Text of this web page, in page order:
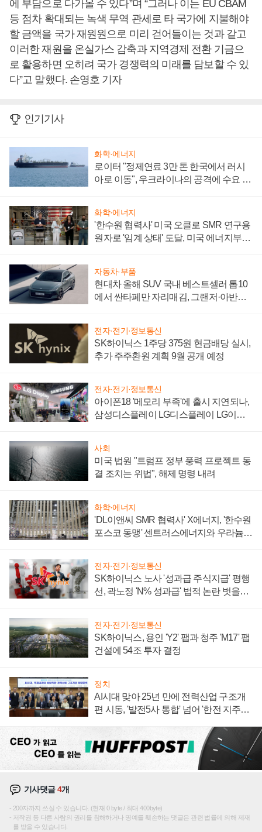
에 부담으로 다가올 수 있다”며 “그러나 이는 EU CBAM
등 점차 확대되는 녹색 무역 관세로 타 국가에 지불해야
할 금액을 국가 재원원으로 미리 걷어들이는 것과 같고
이러한 재원을 온실가스 감축과 지역경제 전환 기금으
로 활용하면 오히려 국가 경쟁력의 미래를 담보할 수 있
다”고 말했다. 손영호 기자
인기기사
화학·에너지
로이터 "정제연료 3만 톤 한국에서 러시
아로 이동", 우크라이나의 공격에 수요 늘
화학·에너지
'한수원 협력사' 미국 오클로 SMR 연구용
원자로 '임계 상태' 도달, 미국 에너지부
자동차·부품
현대차 올해 SUV 국내 베스트셀러 톱10
에서 싼타페만 자리매김, 그랜저·아반떼
전자·전기·정보통신
SK하이닉스 1주당 375원 현금배당 실시,
추가 주주환원 계획 9월 공개 예정
전자·전기·정보통신
아이폰18 '메모리 부족'에 출시 지연되나,
삼성디스플레이 LG디스플레이 LG이노
사회
미국 법원 "트럼프 정부 풍력 프로젝트 동
결 조치는 위법", 해제 명령 내려
화학·에너지
'DL이앤씨 SMR 협력사' X에너지, '한수원
포스코 동맹' 센트러스에너지와 우라늄
전자·전기·정보통신
SK하이닉스 노사 '성과급 주식지급' 평행
선, 곽노정 'N% 성과급' 법적 논란 벗을지
전자·전기·정보통신
SK하이닉스, 용인 'Y2' 팹과 청주 'M17' 팹
건설에 54조 투자 결정
정치
AI시대 맞아 25년 만에 전력산업 구조개
편 시동, '발전5사 통합' 넘어 '한전 지주사'
기사댓글4개
200자까지 쓰실 수 있습니다. (현재 0 byte / 최대 400byte)
저작권 등 다른 사람의 권리를 침해하거나 명예를 훼손하는 댓글은 관련 법률에 의해 제재
를 받을 수 있습니다.